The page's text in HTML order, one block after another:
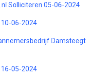
Solliciteren 05-06-2024
06-2024
Damsteegt
05-2024